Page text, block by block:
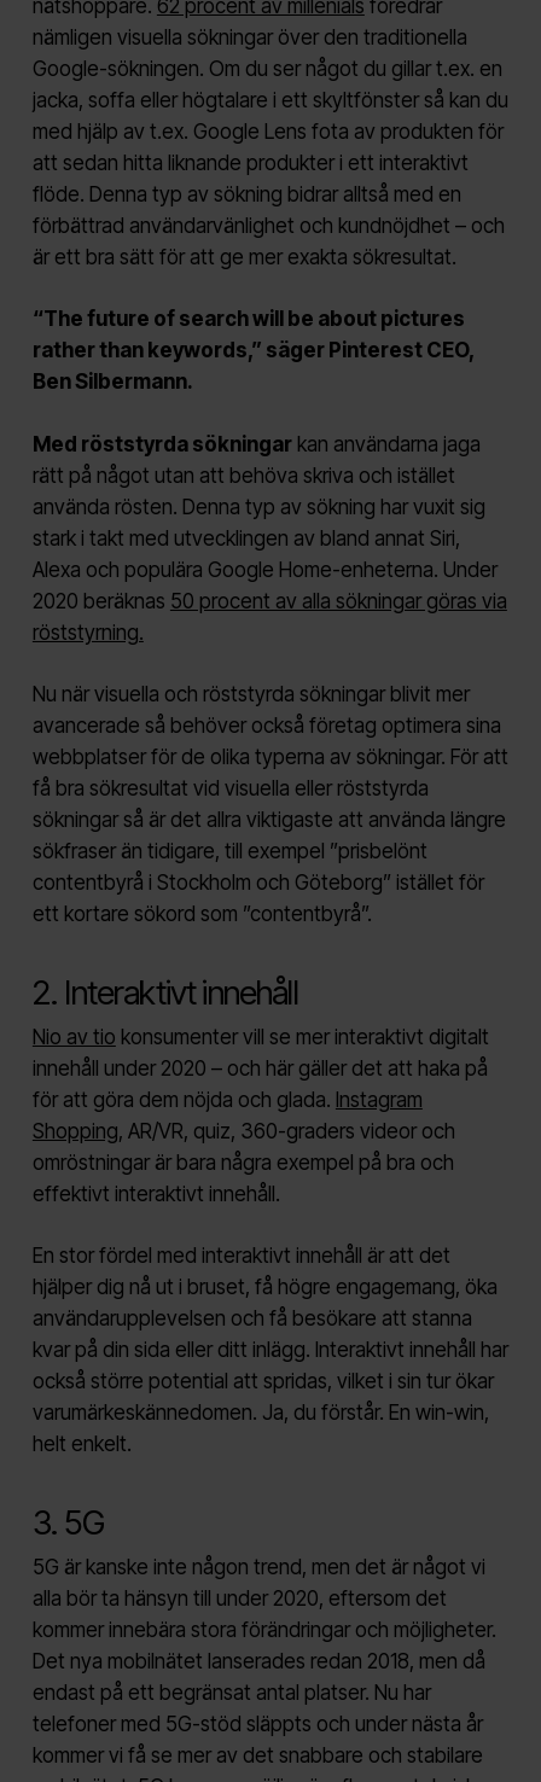
nätshoppare. 62 procent av millenials föredrar
nämligen visuella sökningar över den traditionella
Google-sökningen. Om du ser något du gillar t.ex. en
jacka, soffa eller högtalare i ett skyltfönster så kan du
med hjälp av t.ex. Google Lens fota av produkten för
att sedan hitta liknande produkter i ett interaktivt
flöde. Denna typ av sökning bidrar alltså med en
förbättrad användarvänlighet och kundnöjdhet – och
är ett bra sätt för att ge mer exakta sökresultat.
“The future of search will be about pictures
rather than keywords,” säger Pinterest CEO,
Ben Silbermann.
Med röststyrda sökningarkan användarna jaga
rätt på något utan att behöva skriva och istället
använda rösten. Denna typ av sökning har vuxit sig
stark i takt med utvecklingen av bland annat Siri,
Alexa och populära Google Home-enheterna. Under
2020 beräknas 50 procent av alla sökningar göras via
röststyrning.
Nu när visuella och röststyrda sökningar blivit mer
avancerade så behöver också företag optimera sina
webbplatser för de olika typerna av sökningar. För att
få bra sökresultat vid visuella eller röststyrda
sökningar så är det allra viktigaste att använda längre
sökfraser än tidigare, till exempel ”prisbelönt
contentbyrå i Stockholm och Göteborg” istället för
ett kortare sökord som ”contentbyrå”.
2. Interaktivt innehåll
Nio av tio konsumenter vill se mer interaktivt digitalt
innehåll under 2020 – och här gäller det att haka på
för att göra dem nöjda och glada. Instagram
Shopping, AR/VR, quiz, 360-graders videor och
omröstningar är bara några exempel på bra och
effektivt interaktivt innehåll.
En stor fördel med interaktivt innehåll är att det
hjälper dig nå ut i bruset, få högre engagemang, öka
användarupplevelsen och få besökare att stanna
kvar på din sida eller ditt inlägg. Interaktivt innehåll har
också större potential att spridas, vilket i sin tur ökar
varumärkeskännedomen. Ja, du förstår. En win-win,
helt enkelt.
3. 5G
5G är kanske inte någon trend, men det är något vi
alla bör ta hänsyn till under 2020, eftersom det
kommer innebära stora förändringar och möjligheter.
Det nya mobilnätet lanserades redan 2018, men då
endast på ett begränsat antal platser. Nu har
telefoner med 5G-stöd släppts och under nästa år
kommer vi få se mer av det snabbare och stabilare